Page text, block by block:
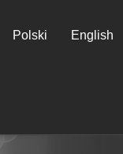
Polski English